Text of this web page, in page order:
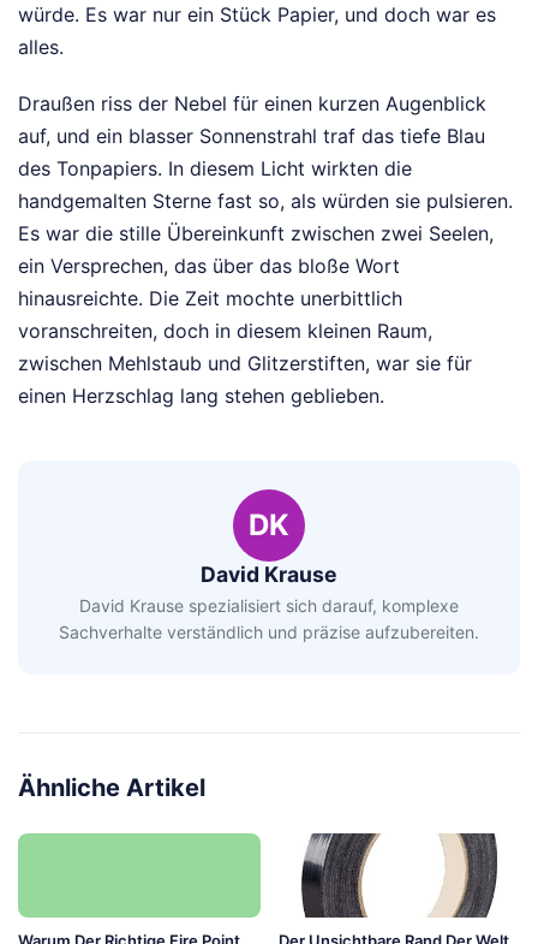
würde. Es war nur ein Stück Papier, und doch war es
alles.
Draußen riss der Nebel für einen kurzen Augenblick
auf, und ein blasser Sonnenstrahl traf das tiefe Blau
des Tonpapiers. In diesem Licht wirkten die
handgemalten Sterne fast so, als würden sie pulsieren.
Es war die stille Übereinkunft zwischen zwei Seelen,
ein Versprechen, das über das bloße Wort
hinausreichte. Die Zeit mochte unerbittlich
voranschreiten, doch in diesem kleinen Raum,
zwischen Mehlstaub und Glitzerstiften, war sie für
einen Herzschlag lang stehen geblieben.
DK
David Krause
David Krause spezialisiert sich darauf, komplexe
Sachverhalte verständlich und präzise aufzubereiten.
Ähnliche Artikel